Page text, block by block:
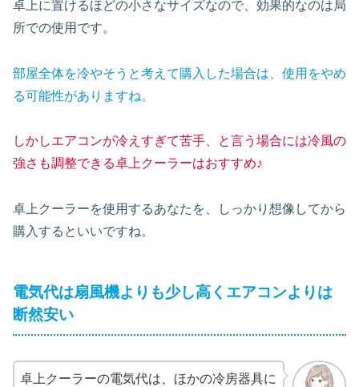
卓上に置けるほどの小さなサイズなので、効果的なのは局
所での使用です。
部屋全体を冷やそうと考えて購入した場合は、使用をやめ
る可能性がありますね。
しかしエアコンが冷えすぎて苦手、と言う場合には冷風の
強さも調整できる卓上クーラーはおすすめ♪
卓上クーラーを使用するあなたを、しっかり想像してから
購入するといいですね。
電気代は扇風機よりも少し高くエアコンよりは
断然安い
卓上クーラーの電気代は、ほかの冷房器具に